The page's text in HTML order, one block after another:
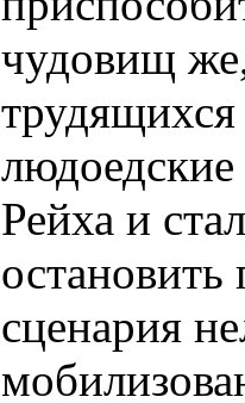
чудовищ
трудящихся
Рейха и
остановить
сценария